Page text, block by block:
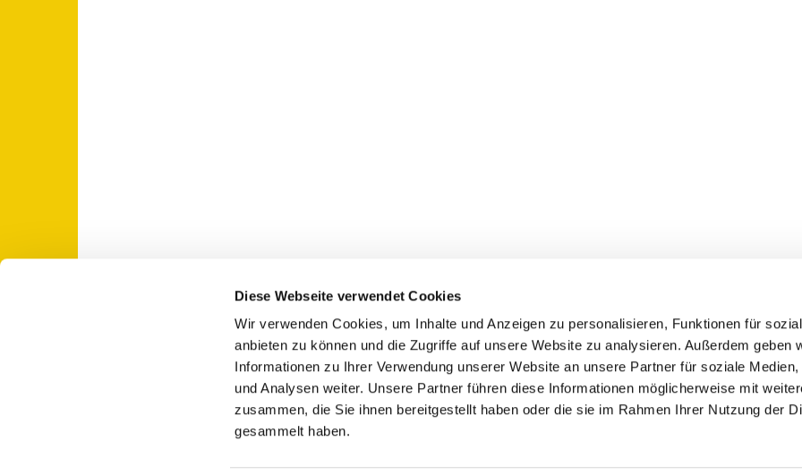
Diese Webseite verwendet Cookies
Wir verwenden Cookies, um Inhalte und Anzeigen zu personalisieren, Funktionen für
anbieten zu können und die Zugriffe auf unsere Website zu analysieren. Außerdem geben
Informationen zu Ihrer Verwendung unserer Website an unsere Partner für soziale Medien,
und Analysen weiter. Unsere Partner führen diese Informationen möglicherweise mit
zusammen, die Sie ihnen bereitgestellt haben oder die sie im Rahmen Ihrer Nutzung der
gesammelt haben.
St. Otto: Katholische Kirche Usedom-Anklam-Greifswald · Bahnhofstr. 15, 17489 Greifswald+49
Kontaktinformationen
Impressum
Hinweisgebersystem